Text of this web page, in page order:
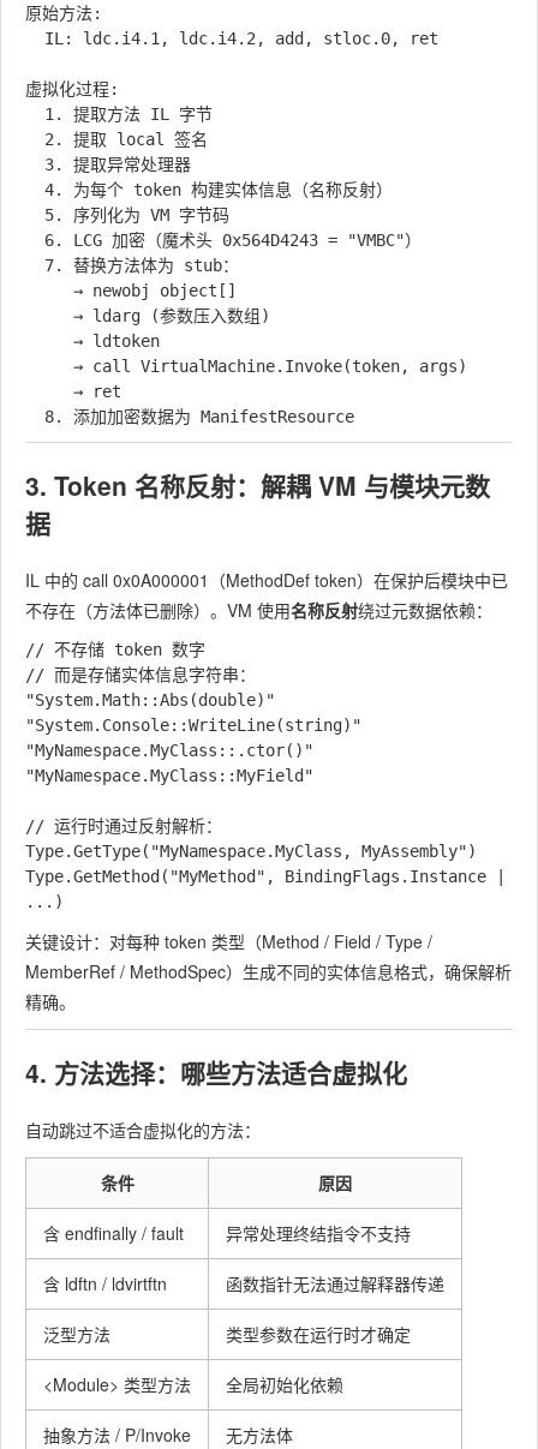
原始方法:
虚拟化过程:
3. Token 名称反射：解耦 VM 与模块元数
据
IL 中的 call 0x0A000001 （MethodDef token）在保护后模块中已
不存在（方法体已删除）。VM 使用名称反射绕过元数据依赖：
// 不存储 token 数字
// 而是存储实体信息字符串：
"System.Math::Abs(double)"
"System.Console::WriteLine(string)"
"MyNamespace.MyClass::.ctor()"
"MyNamespace.MyClass::MyField"
// 运行时通过反射解析：
Type.GetType("MyNamespace.MyClass, MyAssembly")
Type.GetMethod("MyMethod", BindingFlags.Instance |
关键设计：对每种 token 类型（Method / Field / Type /
MemberRef / MethodSpec）生成不同的实体信息格式，确保解析
精确。
4. 方法选择：哪些方法适合虚拟化
自动跳过不适合虚拟化的方法：
条件 原因
含 endfinally / fault 异常处理终结指令不支持
含 ldftn / ldvirtftn 函数指针无法通过解释器传递
泛型方法 类型参数在运行时才确定
<Module> 类型方法 全局初始化依赖
抽象方法 / P/Invoke 无方法体